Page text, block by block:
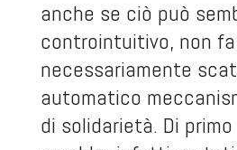
anche se ciò può
controintuitivo, non fa
necessariamente
automatico
di solidarietà. Di